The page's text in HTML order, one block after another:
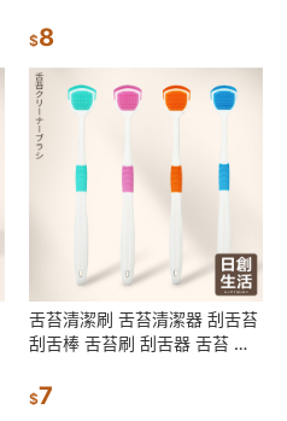
$8
舌苔清潔刷 舌苔清潔器 刮舌苔
刮舌棒 舌苔刷 刮舌器 舌苔 口
$7